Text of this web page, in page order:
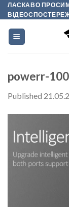
Skip
to
content
ЛАСКАВО
powerr-
Published